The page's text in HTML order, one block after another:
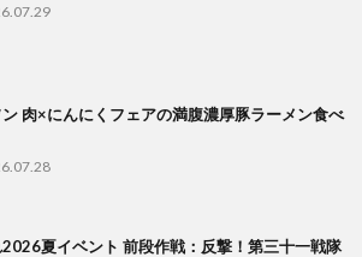
ン 肉×にんにくフェアの満腹濃厚豚ラーメン食べ
夏イベント 前段作戦：反撃！第三十一戦隊